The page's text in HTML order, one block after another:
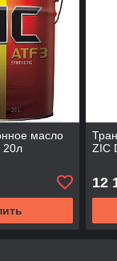
масло
20л
ZIC
12